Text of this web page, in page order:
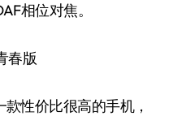
相位对焦。
性价比很高的手机，